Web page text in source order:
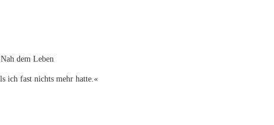
dem Leben
ich fast nichts mehr hatte.«